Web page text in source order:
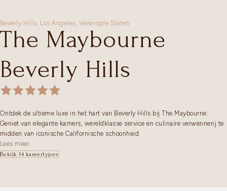
Beverly Hills, Los Angeles, Verenigde Staten
The Maybourne
Beverly Hills
Ontdek de ultieme luxe in het hart van Beverly Hills bij The Maybourne.
Geniet van elegante kamers, wereldklasse service en culinaire verwennerij te
midden van iconische Californische schoonheid.
Lees meer
Bekijk 14 kamertypes